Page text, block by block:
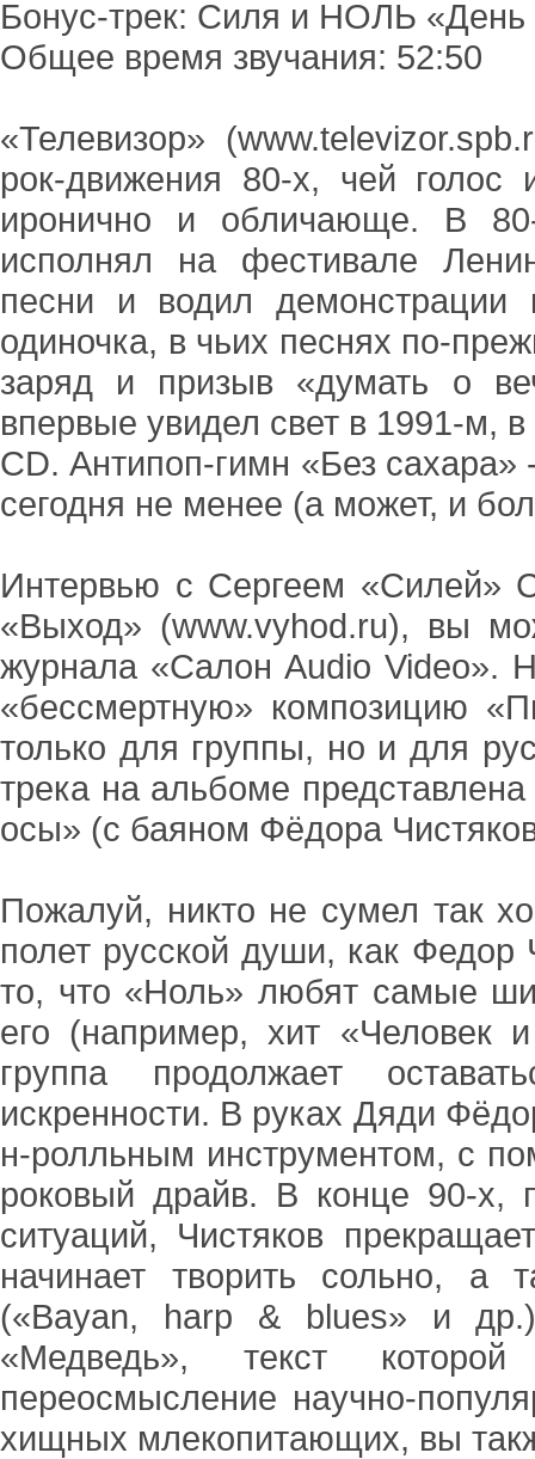
Бонус-трек: Силя и НОЛЬ
Общее время звучания: 52:50
«Телевизор»
рок-движения 80-х, чей голос
иронично и обличающе. В
исполнял на фестивале
песни и водил
одиночка, в чьих песнях по-
заряд и призыв «думать о
впервые увидел свет в 1991-м,
CD. Антипоп-гимн «Без
сегодня не менее (а может, и
Интервью с Сергеем «Силей»
«Выход» (www.vyhod.ru), вы
журнала «Салон Audio Video».
«бессмертную» композицию
только для группы, но и для
трека на альбоме
осы» (с баяном Фёдора
Пожалуй, никто не сумел так
полет русской души, как
то, что «Ноль» любят самые
его (например, хит «Человек
группа продолжает
искренности. В руках Дяди
н-ролльным инструментом, с
роковый драйв. В конце 90-х,
ситуаций, Чистяков
начинает творить сольно, а
(«Bayan, harp & blues» и
«Медведь», текст
переосмысление научно-
хищных млекопитающих, вы